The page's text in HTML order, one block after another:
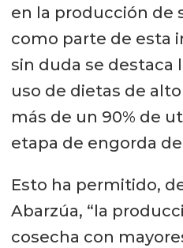
en la producción de
como parte de esta
sin duda se destaca
uso de dietas de
más de un 90% de
etapa de engorda
Esto ha permitido,
Abarzúa, “la
cosecha con